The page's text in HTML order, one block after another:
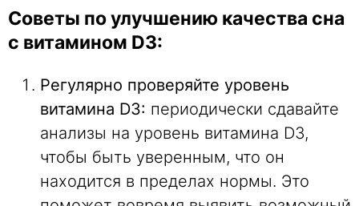
Советы по улучшению качества сна
с витамином D3:
Регулярно проверяйте уровень
витамина D3: периодически сдавайте
анализы на уровень витамина D3,
чтобы быть уверенным, что он
находится в пределах нормы. Это